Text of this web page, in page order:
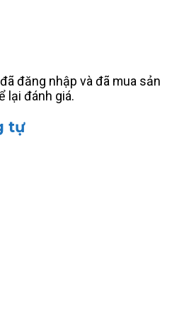
đăng nhập và đã mua sản
lại đánh giá.
tự